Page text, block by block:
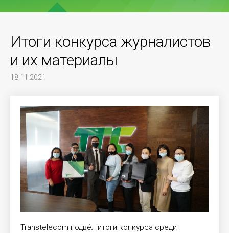
Итоги конкурса журналистов
и их материалы
18.11.2021
Transtelecom подвёл итоги конкурса среди